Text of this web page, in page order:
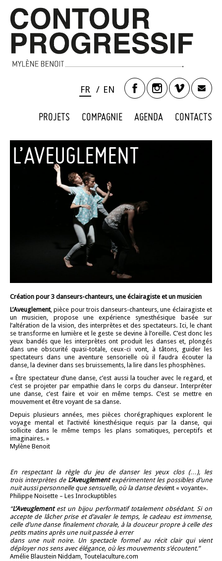
FR EN
PROJETS COMPAGNIE AGENDA CONTACTS
L’AVEUGLEMENT
Création pour 3 danseurs-chanteurs, une éclairagiste et un musicien
L’Aveuglement, pièce pour trois danseurs-chanteurs, une éclairagiste et
un musicien, propose une expérience synesthésique basée sur
l’altération de la vision, des interprètes et des spectateurs. Ici, le chant
se transforme en lumière et le geste se devine à l’oreille. C’est donc les
yeux bandés que les interprètes ont produit les danses et, plongés
dans une obscurité quasi-totale, ceux-ci vont, à tâtons, guider les
spectateurs dans une aventure sensorielle où il faudra écouter la
danse, la deviner dans ses bruissements, la lire dans les phosphènes.
« Être spectateur d’une danse, c’est aussi la toucher avec le regard, et
c’est se projeter par empathie dans le corps du danseur. Interpréter
une danse, c’est faire et voir en même temps. C’est se mettre en
mouvement et être voyant de sa danse.
Depuis plusieurs années, mes pièces chorégraphiques explorent le
voyage mental et l’activité kinesthésique requis par la danse, qui
sollicite dans le même temps les plans somatiques, perceptifs et
imaginaires. »
Mylène Benoit
En respectant la règle du jeu de danser les yeux clos (…), les
trois interprètes de L’Aveuglementexpérimentent les possibles d’une
nuit aussi personnelle que sensuelle, où la danse devient « voyante».
Philippe Noisette – Les Inrockuptibles
“L’Aveuglementest un bijou performatif totalement obsédant. Si on
accepte de lâcher prise et d’avaler le temps, le cadeau est immense,
celle d’une danse finalement chorale, à la douceur propre à celle des
petits matins après une nuit passée à errer
dans une nuit noire. Un spectacle formel au récit clair qui vient
déployer nos sens avec élégance, où les mouvements s’écoutent.”
Amélie Blaustein Niddam, Toutelaculture.com